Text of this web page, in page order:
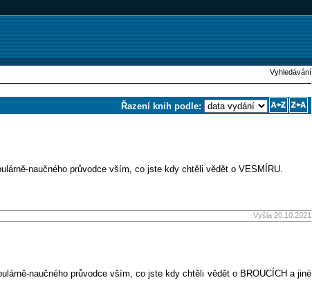
Vyhledávání
Řazení knih podle:
naučného průvodce vším, co jste kdy chtěli vědět o VESMÍRU.
Vyšla 20.10.2021
naučného průvodce vším, co jste kdy chtěli vědět o BROUCÍCH a jiné